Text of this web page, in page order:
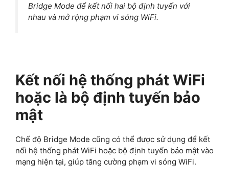
Bridge Mode để kết nối hai bộ định tuyến với
nhau và mở rộng phạm vi sóng WiFi.
Kết nối hệ thống phát WiFi
hoặc là bộ định tuyến bảo
mật
Chế độ Bridge Mode cũng có thể được sử dụng để kết
nối hệ thống phát WiFi hoặc bộ định tuyến bảo mật vào
mạng hiện tại, giúp tăng cường phạm vi sóng WiFi.